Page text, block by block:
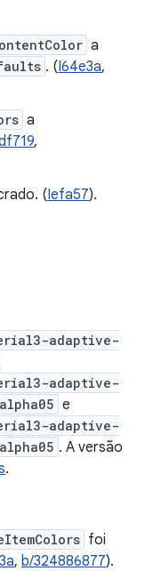
a
. (I64e3a,
a
,
(Iefa57).
adaptive-
adaptive-
e
adaptive-
. A versão
.
foi
, b/324886877).